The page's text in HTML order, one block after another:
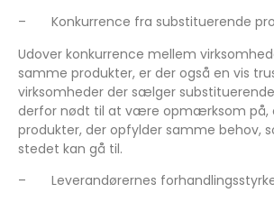
–
Konkurrence fra substituerende
Udover konkurrence mellem
samme produkter, er der også en vis
virksomheder der sælger
derfor nødt til at være opmærksom på,
produkter, der opfylder samme behov,
stedet kan gå til.
–
Leverandørernes